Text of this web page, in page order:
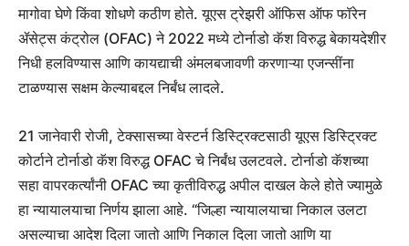
मागोवा घेणे किंवा शोधणे कठीण होते. यूएस ट्रेझरी ऑफिस ऑफ फॉरेन
ॲसेट्स कंट्रोल (OFAC) ने 2022 मध्ये टोर्नाडो कॅश विरुद्ध बेकायदेशीर
निधी हलविण्यास आणि कायद्याची अंमलबजावणी करणाऱ्या एजन्सींना
टाळण्यास सक्षम केल्याबद्दल निर्बंध लादले.
21 जानेवारी रोजी, टेक्सासच्या वेस्टर्न डिस्ट्रिक्टसाठी यूएस डिस्ट्रिक्ट
कोर्टाने टोर्नाडो कॅश विरुद्ध OFAC चे निर्बंध उलटवले. टोर्नाडो कॅशच्या
सहा वापरकर्त्यांनी OFAC च्या कृतीविरुद्ध अपील दाखल केले होते ज्यामुळे
हा न्यायालयाचा निर्णय झाला आहे. “जिल्हा न्यायालयाचा निकाल उलटा
असल्याचा आदेश दिला जातो आणि निकाल दिला जातो आणि या